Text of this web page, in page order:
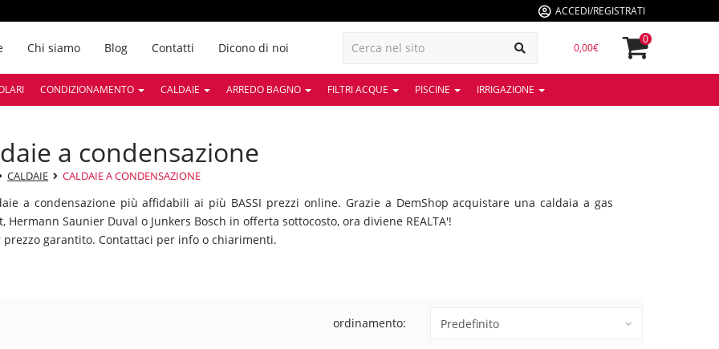
ACCEDI/REGISTRATI
Chi siamo Blog Contatti Dicono di noi 0,00€
0
CONDIZIONAMENTO CALDAIE ARREDO BAGNO FILTRI ACQUE PISCINE IRRIGAZIONE
a condensazione
CALDAIE CALDAIE A CONDENSAZIONE
a condensazione più affidabili ai più BASSI prezzi online. Grazie a DemShop acquistare una caldaia a gas
Hermann Saunier Duval o Junkers Bosch in offerta sottocosto, ora diviene REALTA'!
prezzo garantito. Contattaci per info o chiarimenti.
ordinamento: